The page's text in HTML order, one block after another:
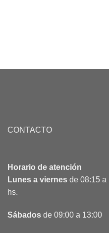
CONTACTO
Horario de atención
Lunes a viernes de 08:15 a
hs.
Sábados de 09:00 a 13:00